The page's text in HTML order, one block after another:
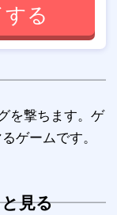
る
を撃ちます。ゲ
ゲームです。
見る